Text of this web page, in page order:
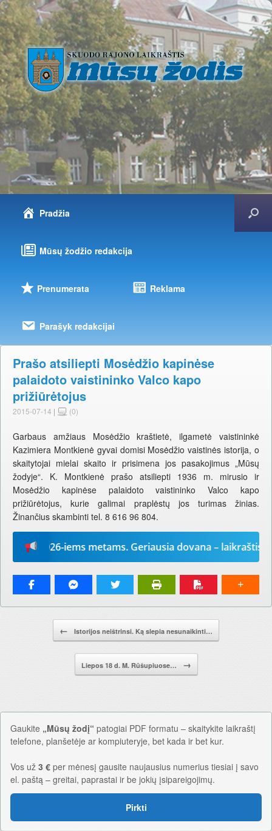
Pradžia
Mūsų žodžio redakcija
Prenumerata Reklama
Parašyk redakcijai
Prašo atsiliepti Mosėdžio kapinėse
palaidoto vaistininko Valco kapo
prižiūrėtojus
2015-07-14 | (0)
Garbaus amžiaus Mosėdžio kraštietė, ilgametė vaistininkė
Kazimiera Montkienė gyvai domisi Mosėdžio vaistinės istorija, o
skaitytojai mielai skaito ir prisimena jos pasakojimus „Mūsų
žodyje“. K. Montkienė prašo atsiliepti 1936 m. mirusio ir
Mosėdžio kapinėse palaidoto vaistininko Valco kapo
prižiūrėtojus, kurie galimai praplėstų jos turimas žinias.
Žinančius skambinti tel. 8 616 96 804.
2026-iems metams. Geriausia dovana – laikraštis!
Pranešimo navigacija.
← Istorijos neištrinsi. Ką slepia nesunaikinti…
Liepos 18 d. M. Rūšupiuose… →
Gaukite „Mūsų žodį“ patogiai PDF formatu – skaitykite laikraštį
telefone, planšetėje ar kompiuteryje, bet kada ir bet kur.
Vos už 3 € per mėnesį gausite naujausius numerius tiesiai į savo
el. paštą – greitai, paprastai ir be jokių įsipareigojimų.
Pirkti